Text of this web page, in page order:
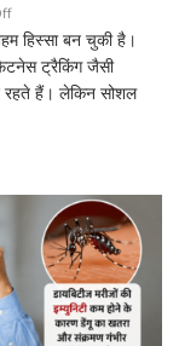
नए
नियम
on
क्या
स्मार्टवॉच
पहनने
खतरा
एक्सपर्ट
और
हिस्सा बन चुकी है।
ट्रैकिंग जैसी
रहते हैं। लेकिन सोशल